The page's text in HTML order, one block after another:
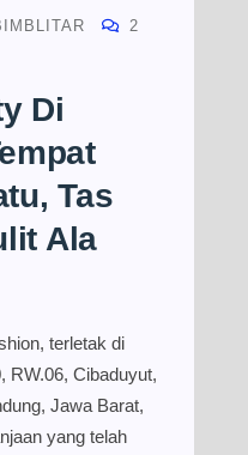
2
Di
Tas
Ala
terletak di
RW.06, Cibaduyut,
Jawa Barat,
yang telah